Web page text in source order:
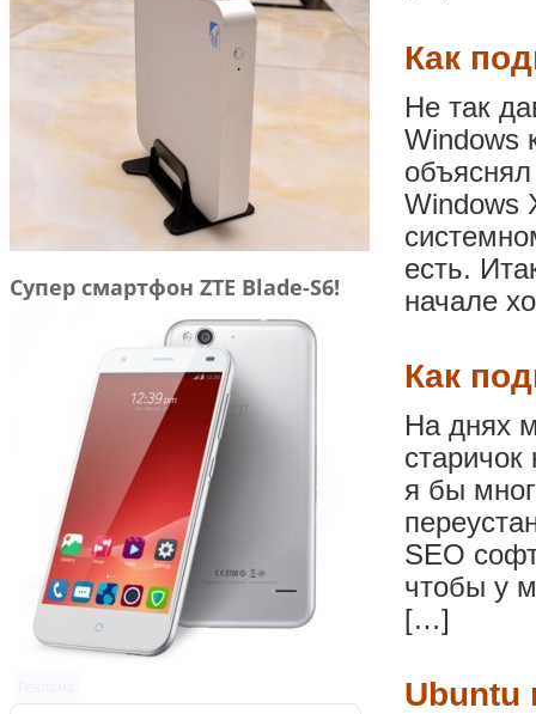
Как
Не так
Windows
Windows
есть.
начале
Как
На днях
я бы
SEO
чтобы у
[…]
Ubuntu
Супер смартфон ZTE Blade-S6!